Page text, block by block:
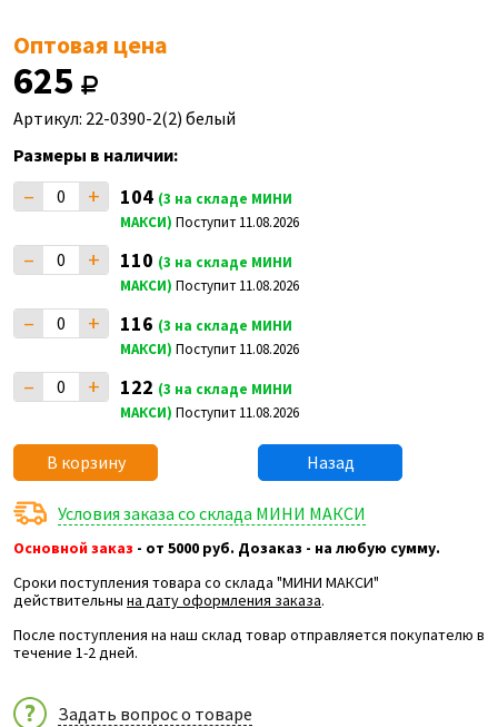
Оптовая цена
625
Артикул: 22-0390-2(2) белый
Размеры в наличии:
– + 104 (3 на складе МИНИ
МАКСИ) Поступит 11.08.2026
– + 110 (3 на складе МИНИ
МАКСИ) Поступит 11.08.2026
– + 116 (3 на складе МИНИ
МАКСИ) Поступит 11.08.2026
– + 122 (3 на складе МИНИ
МАКСИ) Поступит 11.08.2026
В корзину Назад
Условия заказа со склада МИНИ МАКСИ
Основной заказ - от 5000 руб. Дозаказ - на любую сумму.
Сроки поступления товара со склада "МИНИ МАКСИ"
действительны на дату оформления заказа.
После поступления на наш склад товар отправляется покупателю в
течение 1-2 дней.
Задать вопрос о товаре